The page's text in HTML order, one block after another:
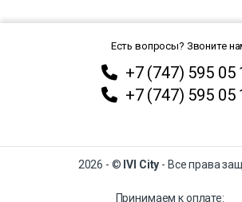
Есть вопросы? Звоните
+7 (747) 595 05
+7 (747) 595 05
2026 - © IVI City - Все права
Принимаем к оплате: